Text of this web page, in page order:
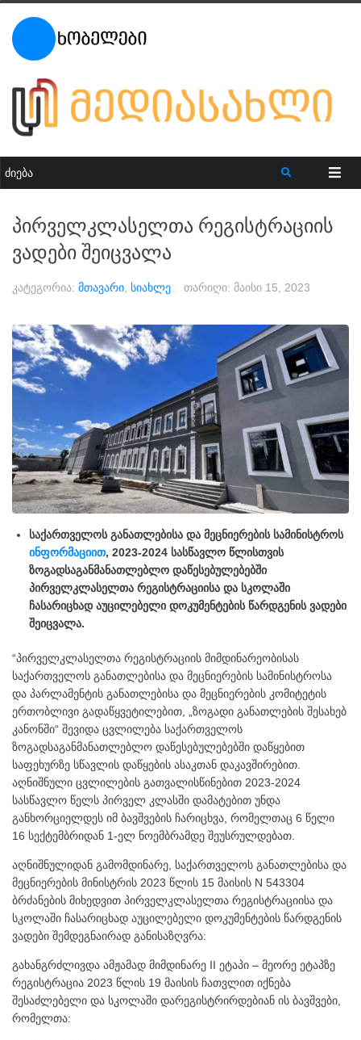
პირველკლასელთა რეგისტრაციის
ვადები შეიცვალა
კატეგორია: მთავარი სიახლე თარიღი: მაისი 15, 2023
საქართველოს განათლებისა და მეცნიერების სამინისტროს
ინფორმაციით, 2023-2024 სასწავლო წლისთვის
ზოგადსაგანმანათლებლო დაწესებულებებში
პირველკლასელთა რეგისტრაციისა და სკოლაში
ჩასარიცხად აუცილებელი დოკუმენტების წარდგენის ვადები
შეიცვალა.
“პირველკლასელთა რეგისტრაციის მიმდინარეობისას
საქართველოს განათლებისა და მეცნიერების სამინისტროსა
და პარლამენტის განათლებისა და მეცნიერების კომიტეტის
ერთობლივი გადაწყვეტილებით, „ზოგადი განათლების შესახებ
კანონში“ შევიდა ცვლილება საქართველოს
ზოგადსაგანმანათლებლო დაწესებულებებში დაწყებით
საფეხურზე სწავლის დაწყების ასაკთან დაკავშირებით.
აღნიშნული ცვლილების გათვალისწინებით 2023-2024
სასწავლო წელს პირველ კლასში დამატებით უნდა
განხორციელდეს იმ ბავშვების ჩარიცხვა, რომელთაც 6 წელი
16 სექტემბრიდან 1-ელ ნოემბრამდე შეუსრულდებათ.
აღნიშნულიდან გამომდინარე, საქართველოს განათლებისა და
მეცნიერების მინისტრის 2023 წლის 15 მაისის N 543304
ბრძანების მიხედვით პირველკლასელთა რეგისტრაციისა და
სკოლაში ჩასარიცხად აუცილებელი დოკუმენტების წარდგენის
ვადები შემდეგნაირად განისაზღვრა:
გახანგრძლივდა ამჟამად მიმდინარე II ეტაპი – მეორე ეტაპზე
რეგისტრაცია 2023 წლის 19 მაისის ჩათვლით იქნება
შესაძლებელი და სკოლაში დარეგისტრირდებიან ის ბავშვები,
რომელთა: